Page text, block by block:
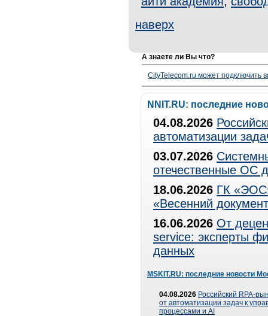
наверх
А знаете ли Вы что?
CityTelecom.ru может подключить
NNIT.RU: последние
04.08.2026
автоматизации
03.07.2026
отечественные ОС
18.06.2026 ГК
«Весенний
16.06.2026 От
service: эксперты
данных
MSKIT.RU: последние новости
04.08.2026 Российский RPA-
от автоматизации задач к
процессами и AI